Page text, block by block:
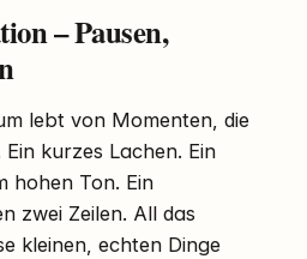
– Pausen,
lebt von Momenten, die
kurzes Lachen. Ein
hohen Ton. Ein
zwei Zeilen. All das
kleinen, echten Dinge